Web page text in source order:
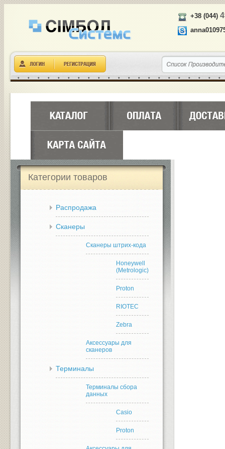
+38 (044)
Категории товаров
Распродажа
Сканеры
Сканеры штрих-кода
Honeywell
(Metrologic)
Proton
RIOTEC
Zebra
Аксессуары для
сканеров
Терминалы
Терминалы сбора
данных
Casio
Proton